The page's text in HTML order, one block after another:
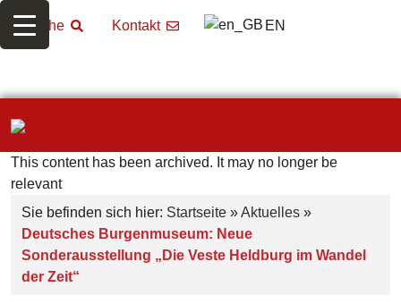
Suche Kontakt EN
This content has been archived. It may no longer be
relevant
Sie befinden sich hier: Startseite »Aktuelles »
Deutsches Burgenmuseum: Neue
Sonderausstellung „Die Veste Heldburg im Wandel
der Zeit“